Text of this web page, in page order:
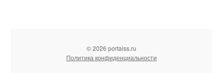
© 2026 portalss.ru
Политика конфиденциальности